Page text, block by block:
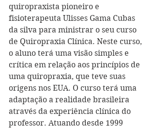
quiropraxista pioneiro e
fisioterapeuta Ulisses Gama Cubas
da silva para ministrar o seu curso
de Quiropraxia Clínica. Neste curso,
o aluno terá uma visão simples e
crítica em relação aos princípios de
uma quiropraxia, que teve suas
origens nos EUA. O curso terá uma
adaptação a realidade brasileira
através da experiência clínica do
professor. Atuando desde 1999